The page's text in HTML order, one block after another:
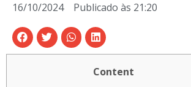
16/10/2024 Publicado às 21:20
Content